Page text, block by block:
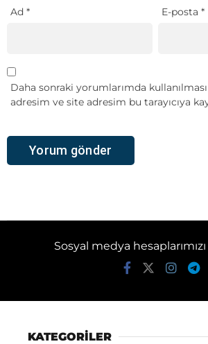
Ad * E-posta*
Daha sonraki yorumlarımda
adresim ve site adresim bu tarayıcıya
Sosyal medya
KATEGORİLER